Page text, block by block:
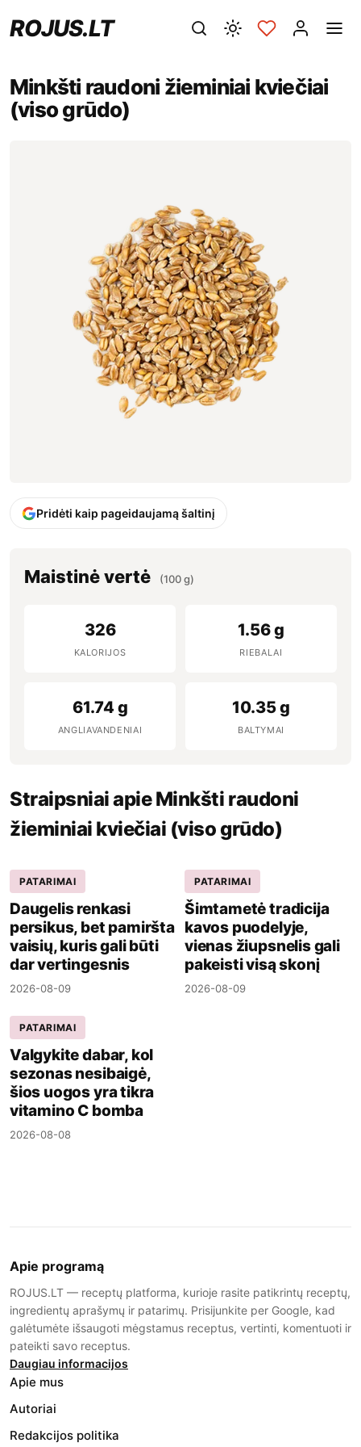
ROJUS.LT
Minkšti raudoni žieminiai kviečiai
(viso grūdo)
Pridėti kaip pageidaujamą šaltinį
Maistinė vertė (100 g)
326
KALORIJOS
1.56 g
RIEBALAI
61.74 g
ANGLIAVANDENIAI
10.35 g
BALTYMAI
Straipsniai apie Minkšti raudoni
žieminiai kviečiai (viso grūdo)
PATARIMAI
Daugelis renkasi
persikus, bet pamiršta
vaisių, kuris gali būti
dar vertingesnis
2026-08-09
PATARIMAI
Šimtametė tradicija
kavos puodelyje,
vienas žiupsnelis gali
pakeisti visą skonį
2026-08-09
PATARIMAI
Valgykite dabar, kol
sezonas nesibaigė,
šios uogos yra tikra
vitamino C bomba
2026-08-08
Apie programą
ROJUS.LT — receptų platforma, kurioje rasite patikrintų receptų,
ingredientų aprašymų ir patarimų. Prisijunkite per Google, kad
galėtumėte išsaugoti mėgstamus receptus, vertinti, komentuoti ir
pateikti savo receptus.
Daugiau informacijos
Apie mus
Autoriai
Redakcijos politika